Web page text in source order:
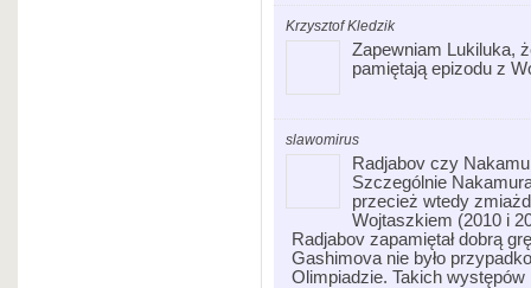
Krzysztof Kledzik
Zapewniam Lukiluka,
pamiętają epizodu z
slawomirus
Radjabov czy
Szczególnie
przecież wtedy
Wojtaszkiem (2010 i
Radjabov zapamiętał dobrą
Gashimova nie było
Olimpiadzie. Takich